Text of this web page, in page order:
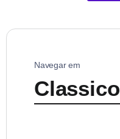
Navegar em
Classico